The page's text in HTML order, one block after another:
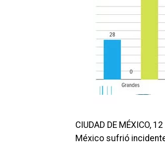
CIUDAD DE MÉXICO,
México sufrió